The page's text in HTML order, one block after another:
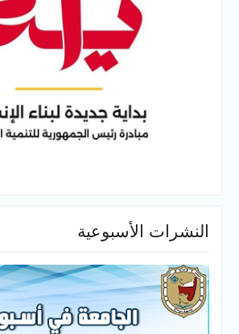
النشرات الأسبوعية